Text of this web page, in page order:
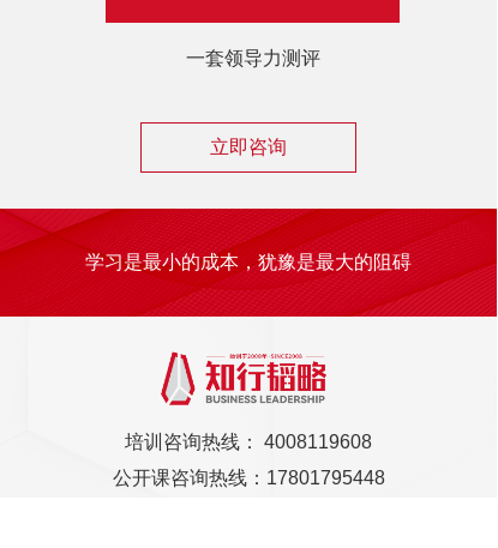
一套领导力测评
立即咨询
学习是最小的成本，犹豫是最大的阻碍
培训咨询热线： 4008119608
公开课咨询热线：17801795448